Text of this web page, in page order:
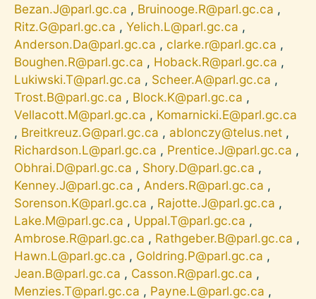
Bezan.J@parl.gc.ca , Bruinooge.R@parl.gc.ca ,
Ritz.G@parl.gc.ca , Yelich.L@parl.gc.ca ,
Anderson.Da@parl.gc.ca , clarke.r@parl.gc.ca ,
Boughen.R@parl.gc.ca , Hoback.R@parl.gc.ca ,
Lukiwski.T@parl.gc.ca , Scheer.A@parl.gc.ca ,
Trost.B@parl.gc.ca , Block.K@parl.gc.ca ,
Vellacott.M@parl.gc.ca , Komarnicki.E@parl.gc.ca
, Breitkreuz.G@parl.gc.ca , ablonczy@telus.net ,
Richardson.L@parl.gc.ca , Prentice.J@parl.gc.ca ,
Obhrai.D@parl.gc.ca , Shory.D@parl.gc.ca ,
Kenney.J@parl.gc.ca , Anders.R@parl.gc.ca ,
Sorenson.K@parl.gc.ca , Rajotte.J@parl.gc.ca ,
Lake.M@parl.gc.ca , Uppal.T@parl.gc.ca ,
Ambrose.R@parl.gc.ca , Rathgeber.B@parl.gc.ca ,
Hawn.L@parl.gc.ca , Goldring.P@parl.gc.ca ,
Jean.B@parl.gc.ca , Casson.R@parl.gc.ca ,
Menzies.T@parl.gc.ca , Payne.L@parl.gc.ca ,